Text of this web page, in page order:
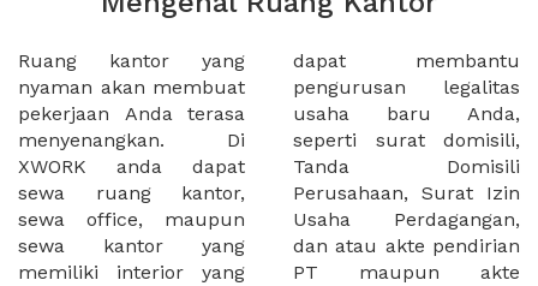
Ruang kantor yang
nyaman akan membuat
pekerjaan Anda terasa
menyenangkan. Di
XWORK anda dapat
sewa ruang kantor,
sewa office, maupun
sewa kantor yang
memiliki interior yang
dapat membantu
pengurusan legalitas
usaha baru Anda,
seperti surat domisili,
Tanda Domisili
Perusahaan, Surat Izin
Usaha Perdagangan,
dan atau akte pendirian
PT maupun akte